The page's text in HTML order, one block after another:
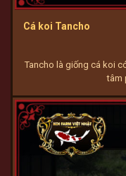
Cá koi Tancho
Tancho là giống cá koi
tâm